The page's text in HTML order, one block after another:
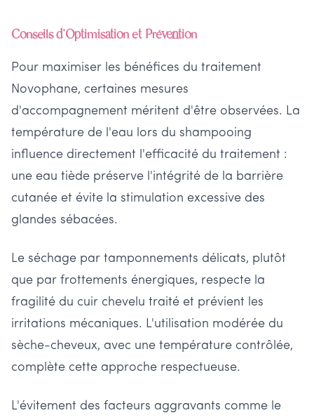
Conseils d'Optimisation et Prévention
Pour maximiser les bénéfices du traitement
Novophane, certaines mesures
d'accompagnement méritent d'être observées. La
température de l'eau lors du shampooing
influence directement l'efficacité du traitement :
une eau tiède préserve l'intégrité de la barrière
cutanée et évite la stimulation excessive des
glandes sébacées.
Le séchage par tamponnements délicats, plutôt
que par frottements énergiques, respecte la
fragilité du cuir chevelu traité et prévient les
irritations mécaniques. L'utilisation modérée du
sèche-cheveux, avec une température contrôlée,
complète cette approche respectueuse.
L'évitement des facteurs aggravants comme le